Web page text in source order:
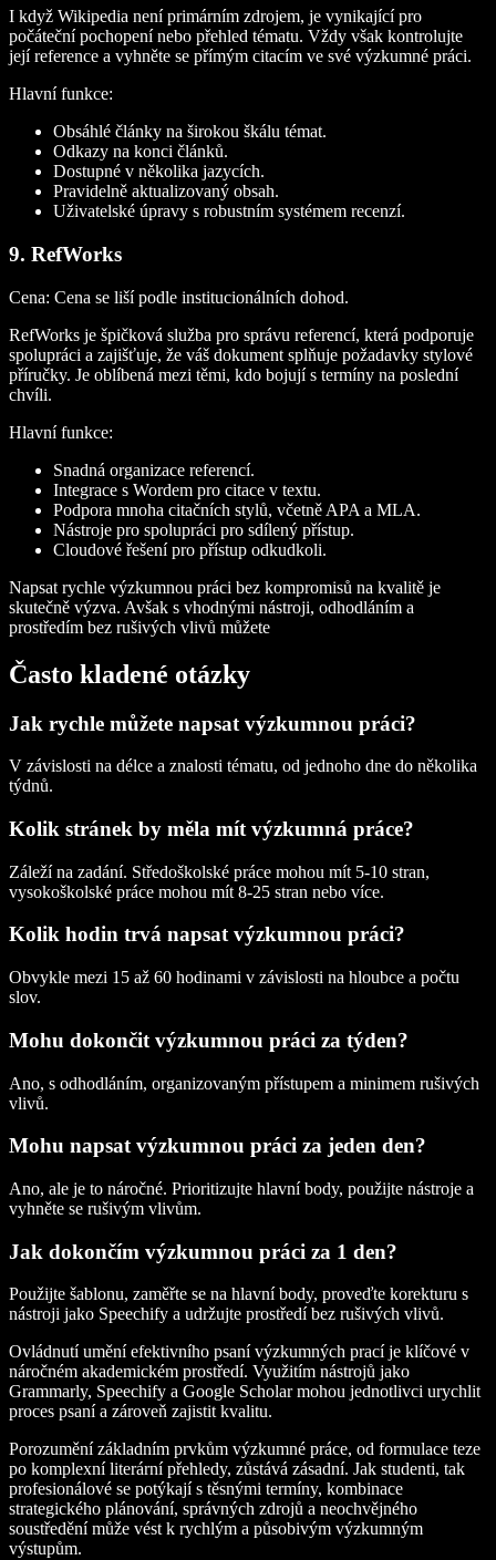
I když Wikipedia není primárním zdrojem, je vynikající pro
počáteční pochopení nebo přehled tématu. Vždy však kontrolujte
její reference a vyhněte se přímým citacím ve své výzkumné práci.
Hlavní funkce:
Obsáhlé články na širokou škálu témat.
Odkazy na konci článků.
Dostupné v několika jazycích.
Pravidelně aktualizovaný obsah.
Uživatelské úpravy s robustním systémem recenzí.
9. RefWorks
Cena: Cena se liší podle institucionálních dohod.
RefWorks je špičková služba pro správu referencí, která podporuje
spolupráci a zajišťuje, že váš dokument splňuje požadavky stylové
příručky. Je oblíbená mezi těmi, kdo bojují s termíny na poslední
chvíli.
Hlavní funkce:
Snadná organizace referencí.
Integrace s Wordem pro citace v textu.
Podpora mnoha citačních stylů, včetně APA a MLA.
Nástroje pro spolupráci pro sdílený přístup.
Cloudové řešení pro přístup odkudkoli.
Napsat rychle výzkumnou práci bez kompromisů na kvalitě je
skutečně výzva. Avšak s vhodnými nástroji, odhodláním a
prostředím bez rušivých vlivů můžete
Často kladené otázky
Jak rychle můžete napsat výzkumnou práci?
V závislosti na délce a znalosti tématu, od jednoho dne do několika
týdnů.
Kolik stránek by měla mít výzkumná práce?
Záleží na zadání. Středoškolské práce mohou mít 5-10 stran,
vysokoškolské práce mohou mít 8-25 stran nebo více.
Kolik hodin trvá napsat výzkumnou práci?
Obvykle mezi 15 až 60 hodinami v závislosti na hloubce a počtu
slov.
Mohu dokončit výzkumnou práci za týden?
Ano, s odhodláním, organizovaným přístupem a minimem rušivých
vlivů.
Mohu napsat výzkumnou práci za jeden den?
Ano, ale je to náročné. Prioritizujte hlavní body, použijte nástroje a
vyhněte se rušivým vlivům.
Jak dokončím výzkumnou práci za 1 den?
Použijte šablonu, zaměřte se na hlavní body, proveďte korekturu s
nástroji jako Speechify a udržujte prostředí bez rušivých vlivů.
Ovládnutí umění efektivního psaní výzkumných prací je klíčové v
náročném akademickém prostředí. Využitím nástrojů jako
Grammarly, Speechify a Google Scholar mohou jednotlivci urychlit
proces psaní a zároveň zajistit kvalitu.
Porozumění základním prvkům výzkumné práce, od formulace teze
po komplexní literární přehledy, zůstává zásadní. Jak studenti, tak
profesionálové se potýkají s těsnými termíny, kombinace
strategického plánování, správných zdrojů a neochvějného
soustředění může vést k rychlým a působivým výzkumným
výstupům.